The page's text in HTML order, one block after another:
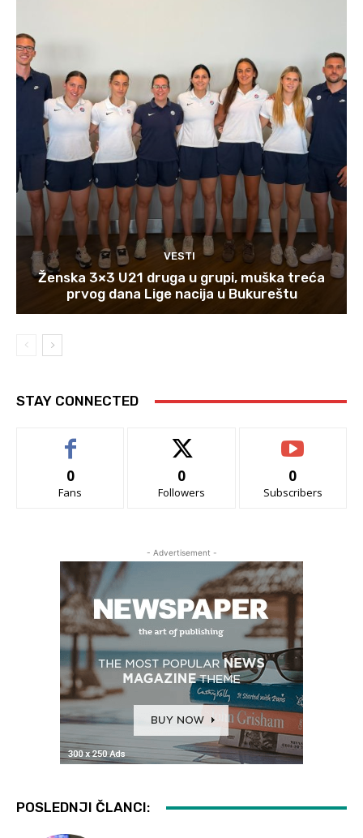
VESTI
Ženska 3×3 U21 druga u grupi, muška treća
prvog dana Lige nacija u Bukureštu
STAY CONNECTED
0
Fans
0
Followers
0
Subscribers
- Advertisement -
POSLEDNJI ČLANCI: